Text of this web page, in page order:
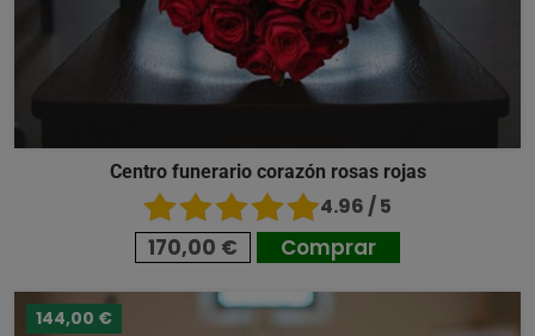
Centro funerario corazón rosas rojas
4.96 / 5
170,00 € Comprar
144,00 €